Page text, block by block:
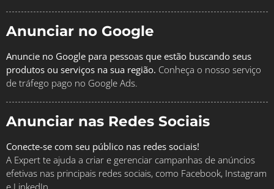
Anunciar no Google
Anuncie no Google para pessoas que estão buscando seus
produtos ou serviços na sua região. Conheça o nosso serviço
de tráfego pago no Google Ads.
Anunciar nas Redes Sociais
Conecte-se com seu público nas redes sociais!
A Expert te ajuda a criar e gerenciar campanhas de anúncios
efetivas nas principais redes sociais, como Facebook, Instagram